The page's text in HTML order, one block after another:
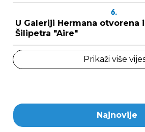
6.
U Galeriji Hermana otvorena
Šilipetra "Aire"
Prikaži više
Najnovije